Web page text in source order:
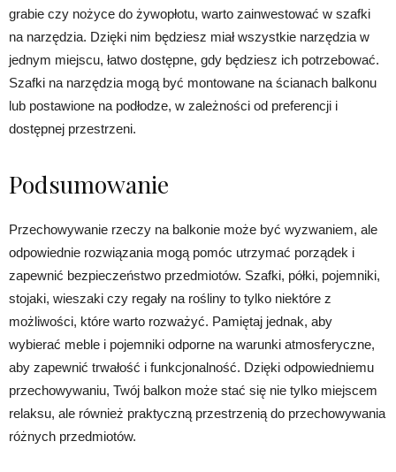
grabie czy nożyce do żywopłotu, warto zainwestować w szafki
na narzędzia. Dzięki nim będziesz miał wszystkie narzędzia w
jednym miejscu, łatwo dostępne, gdy będziesz ich potrzebować.
Szafki na narzędzia mogą być montowane na ścianach balkonu
lub postawione na podłodze, w zależności od preferencji i
dostępnej przestrzeni.
Podsumowanie
Przechowywanie rzeczy na balkonie może być wyzwaniem, ale
odpowiednie rozwiązania mogą pomóc utrzymać porządek i
zapewnić bezpieczeństwo przedmiotów. Szafki, półki, pojemniki,
stojaki, wieszaki czy regały na rośliny to tylko niektóre z
możliwości, które warto rozważyć. Pamiętaj jednak, aby
wybierać meble i pojemniki odporne na warunki atmosferyczne,
aby zapewnić trwałość i funkcjonalność. Dzięki odpowiedniemu
przechowywaniu, Twój balkon może stać się nie tylko miejscem
relaksu, ale również praktyczną przestrzenią do przechowywania
różnych przedmiotów.